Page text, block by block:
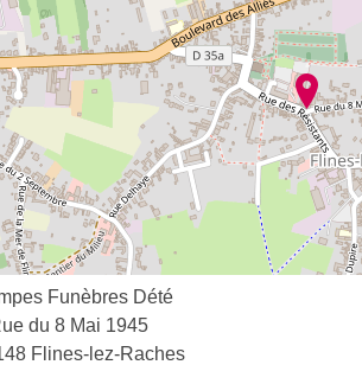
Funèbres Dété
du 8 Mai 1945
Flines-lez-Raches